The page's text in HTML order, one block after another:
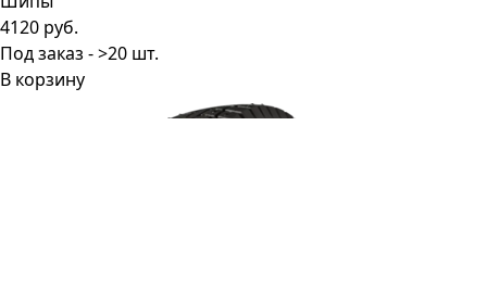
4120 руб.
Под заказ - >20 шт.
В корзину